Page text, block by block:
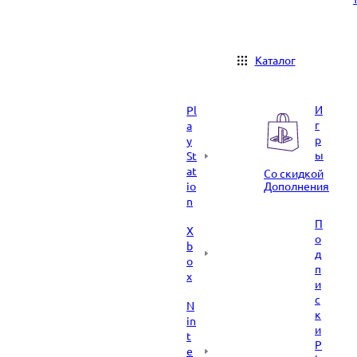
Каталог
Pl
a
y
St
at
io
n
X
b
o
x
N
in
t
e
И
г
р
ы
Со скидкой
Дополнения
П
о
д
п
и
с
к
и
P